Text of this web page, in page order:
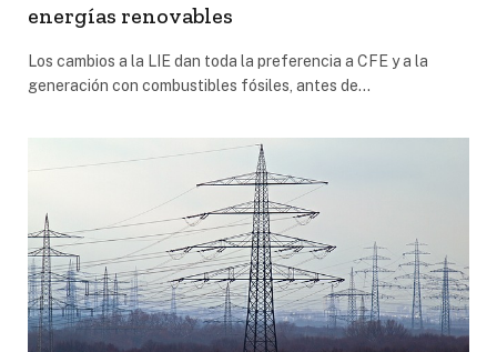
energías renovables
Los cambios a la LIE dan toda la preferencia a CFE y a la
generación con combustibles fósiles, antes de…